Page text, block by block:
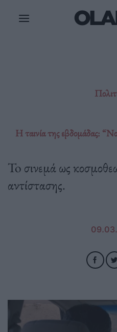
Η ταινία της εβδομάδας:
To σινεμά ως
αντίστασης.